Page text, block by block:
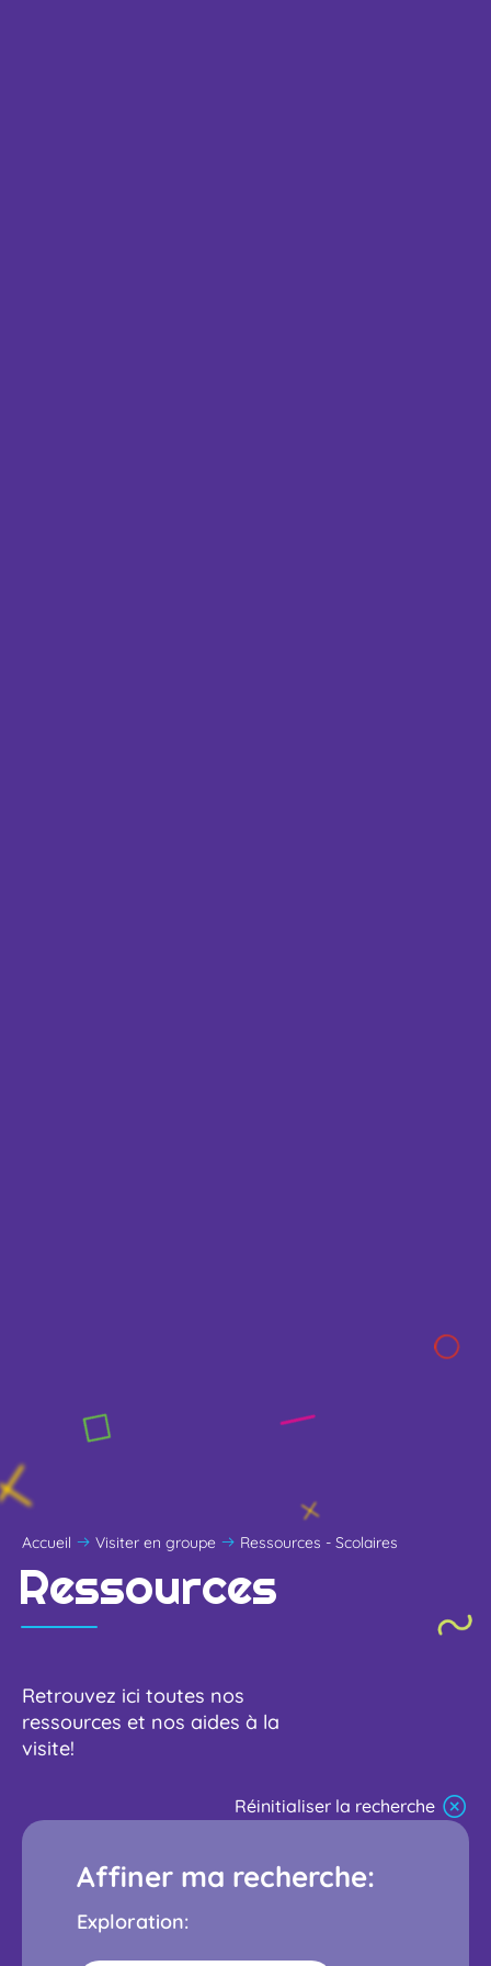
Accueil Visiter en groupe Ressources - Scolaires
Ressources
Retrouvez ici toutes nos
ressources et nos aides à la
visite!
Réinitialiser la recherche
Affiner ma recherche:
Exploration: